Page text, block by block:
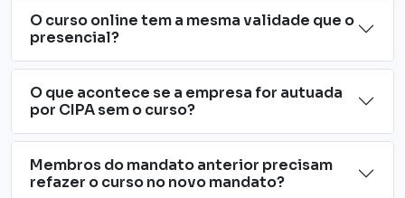
O curso online tem a mesma validade que o
presencial?
O que acontece se a empresa for autuada
por CIPA sem o curso?
Membros do mandato anterior precisam
refazer o curso no novo mandato?